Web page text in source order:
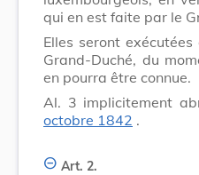
qui en est faite par le
Elles seront
Grand-Duché, du
en pourra être connue.
Al. 3 implicitement
octobre 1842 .
Art. 2.